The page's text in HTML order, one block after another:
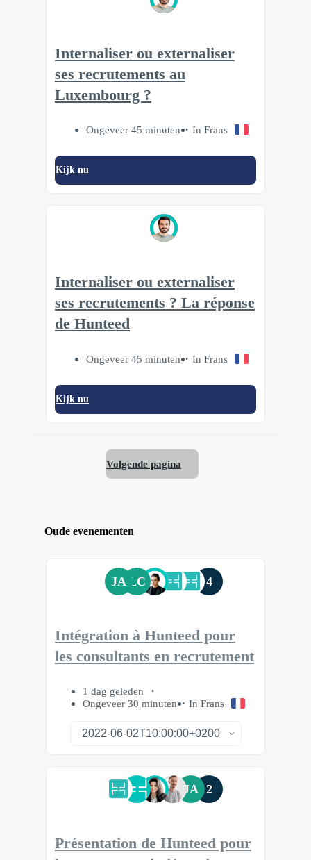
Internaliser ou externaliser
ses recrutements au
Luxembourg ?
Ongeveer 45 minuten In Frans
Kijk nu
Internaliser ou externaliser
ses recrutements ? La réponse
de Hunteed
Ongeveer 45 minuten In Frans
Kijk nu
Volgende pagina
Oude evenementen
JA LC 4
Intégration à Hunteed pour
les consultants en recrutement
1 dag geleden
Ongeveer 30 minuten
In Frans
JA 2
Présentation de Hunteed pour